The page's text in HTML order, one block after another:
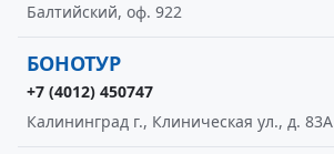
Балтийский, оф. 922
БОНОТУР
+7 (4012) 450747
Калининград г., Клиническая ул., д. 83А